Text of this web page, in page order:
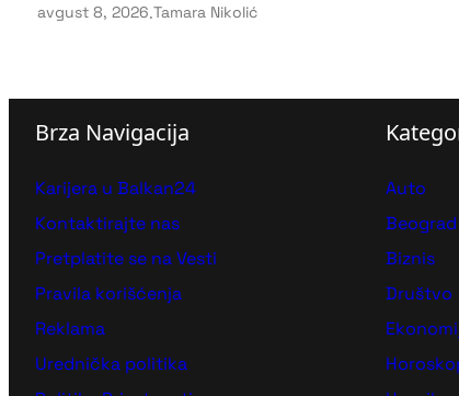
avgust 8, 2026.Tamara Nikolić
Brza Navigacija
Karijera u Balkan24
Kontaktirajte nas
Pretplatite se na Vesti
Pravila korišćenja
Reklama
Urednička politika
Auto
Beograd
Biznis
Društvo